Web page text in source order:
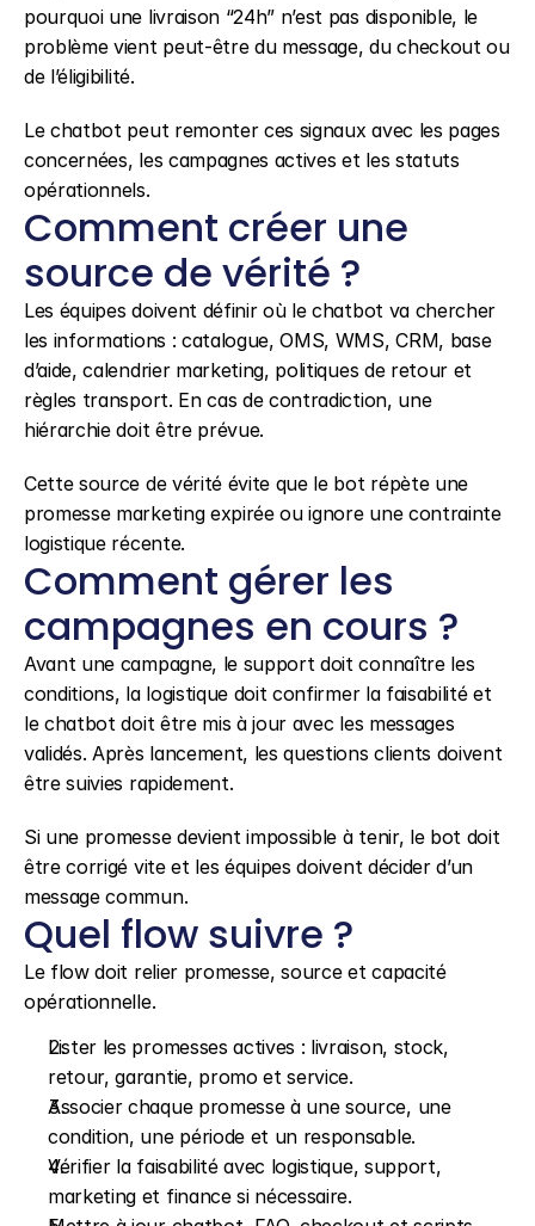
pourquoi une livraison “24h” n’est pas disponible, le
problème vient peut-être du message, du checkout ou
de l’éligibilité.
Le chatbot peut remonter ces signaux avec les pages
concernées, les campagnes actives et les statuts
opérationnels.
Comment créer une
source de vérité ?
Les équipes doivent définir où le chatbot va chercher
les informations : catalogue, OMS, WMS, CRM, base
d’aide, calendrier marketing, politiques de retour et
règles transport. En cas de contradiction, une
hiérarchie doit être prévue.
Cette source de vérité évite que le bot répète une
promesse marketing expirée ou ignore une contrainte
logistique récente.
Comment gérer les
campagnes en cours ?
Avant une campagne, le support doit connaître les
conditions, la logistique doit confirmer la faisabilité et
le chatbot doit être mis à jour avec les messages
validés. Après lancement, les questions clients doivent
être suivies rapidement.
Si une promesse devient impossible à tenir, le bot doit
être corrigé vite et les équipes doivent décider d’un
message commun.
Quel flow suivre ?
Le flow doit relier promesse, source et capacité
opérationnelle.
Lister les promesses actives : livraison, stock,
retour, garantie, promo et service.
Associer chaque promesse à une source, une
condition, une période et un responsable.
Vérifier la faisabilité avec logistique, support,
marketing et finance si nécessaire.